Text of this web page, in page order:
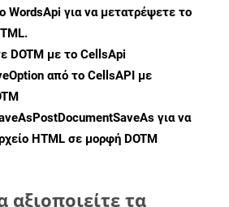
WordsApi για να μετατρέψετε το
DOTM με το CellsApi
από το CellsAPI με
για να
HTML σε μορφή DOTM
αξιοποιείτε τα